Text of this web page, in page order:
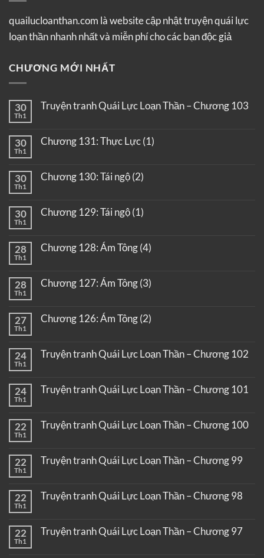
quailucloanthan.com là website cập nhật truyện quái lực
loạn thần nhanh nhất và miễn phí cho các bạn độc giả
CHƯƠNG MỚI NHẤT
30
Th1
Truyện tranh Quái Lực Loạn Thần – Chương 103
30
Th1
Chương 131: Thực Lực (1)
30
Th1
Chương 130: Tái ngộ (2)
30
Th1
Chương 129: Tái ngộ (1)
28
Th1
Chương 128: Ám Tông (4)
28
Th1
Chương 127: Ám Tông (3)
27
Th1
Chương 126: Ám Tông (2)
24
Th1
Truyện tranh Quái Lực Loạn Thần – Chương 102
24
Th1
Truyện tranh Quái Lực Loạn Thần – Chương 101
22
Th1
Truyện tranh Quái Lực Loạn Thần – Chương 100
22
Th1
Truyện tranh Quái Lực Loạn Thần – Chương 99
22
Th1
Truyện tranh Quái Lực Loạn Thần – Chương 98
22
Th1
Truyện tranh Quái Lực Loạn Thần – Chương 97